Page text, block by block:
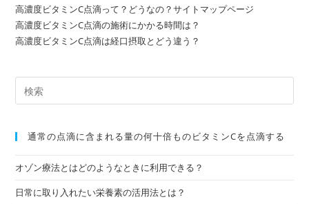
高濃度ビタミンC点滴って？どうなの？サイトマップページ
高濃度ビタミンC点滴の施術にかかる時間は？
高濃度ビタミンC点滴は経口摂取とどう違う？
通常の点滴に含まれる量の何⼗倍ものビタミンCを点滴する
オゾン療法とはどのようなときに利用できる？
日常に取り入れたい栄養素の活用法とは？